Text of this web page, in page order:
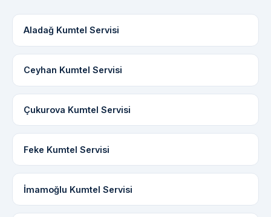
Aladağ Kumtel Servisi
Ceyhan Kumtel Servisi
Çukurova Kumtel Servisi
Feke Kumtel Servisi
İmamoğlu Kumtel Servisi